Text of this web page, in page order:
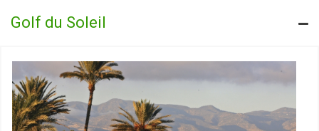
Golf du Soleil